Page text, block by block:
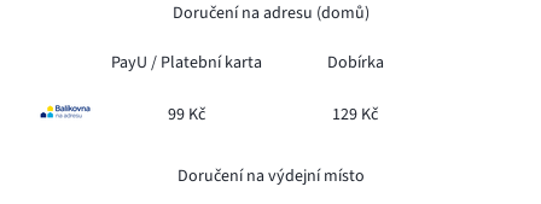
Doručení na adresu (domů)
PayU / Platební karta Dobírka
99 Kč 129 Kč
Doručení na výdejní místo